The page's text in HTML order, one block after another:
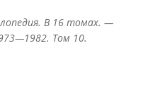
В 16 томах. —
Том 10.